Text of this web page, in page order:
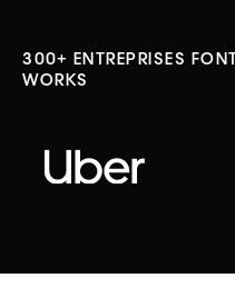
300+ ENTREPRISES
WORKS